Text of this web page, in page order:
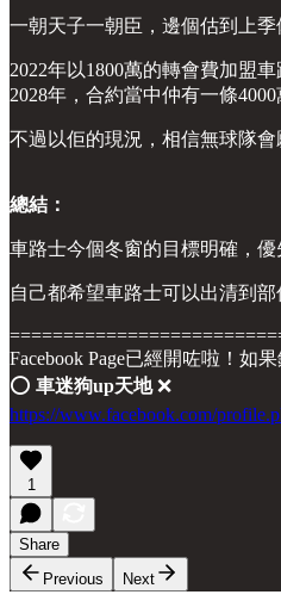
一朝天子一朝臣，邊個估到上
2022年以1800萬的轉會費加盟
2028年，合約當中仲有一條4000
不過以佢的現況，相信無球隊會
總結：
車路士今個冬窗的目標明確，
自己都希望車路士可以出清到
Facebook Page已經開咗啦！如
⭕️ 車迷狗up天地❌
https://www.facebook.com/
1
Share
Previous
Next